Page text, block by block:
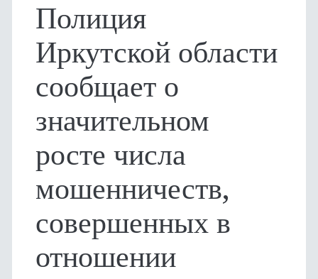
Полиция
Иркутской области
сообщает о
значительном
росте числа
мошенничеств,
совершенных в
отношении